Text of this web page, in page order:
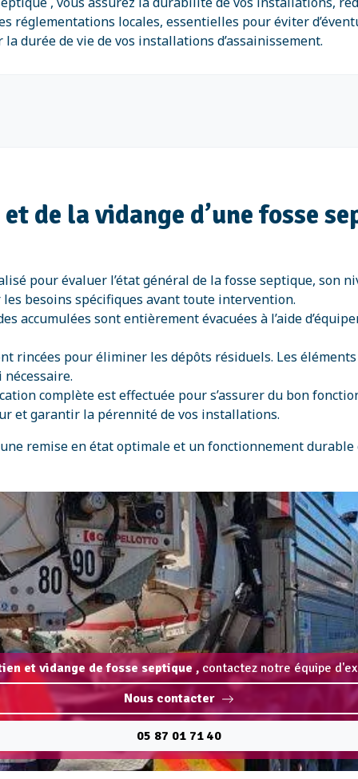
réglementations locales, essentielles pour éviter
durée de vie de vos installations d’assainissement.
de la vidange d’une fosse
pour évaluer l’état général de la fosse septique, son
besoins spécifiques avant toute intervention.
accumulées sont entièrement évacuées à l’aide
rincées pour éliminer les dépôts résiduels. Les
complète est effectuée pour s’assurer du bon
et garantir la pérennité de vos installations.
remise en état optimale et un fonctionnement durable
et vidange de fosse septique , contactez notre équipe
Nous contacter
05 87 01 71 40